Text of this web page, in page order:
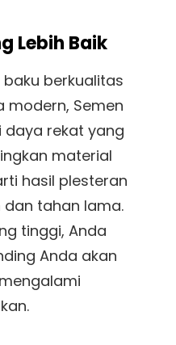
Lebih Baik
berkualitas
modern, Semen
daya rekat yang
material
hasil plesteran
dan tahan lama.
tinggi, Anda
Anda akan